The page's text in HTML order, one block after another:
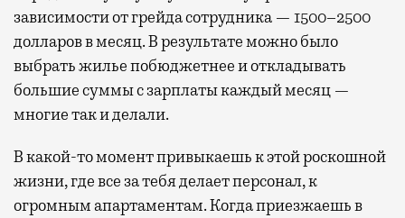
зависимости от грейда сотрудника — 1500–2500
долларов в месяц. В результате можно было
выбрать жилье побюджетнее и откладывать
большие суммы с зарплаты каждый месяц —
многие так и делали.
В какой-то момент привыкаешь к этой роскошной
жизни, где все за тебя делает персонал, к
огромным апартаментам. Когда приезжаешь в